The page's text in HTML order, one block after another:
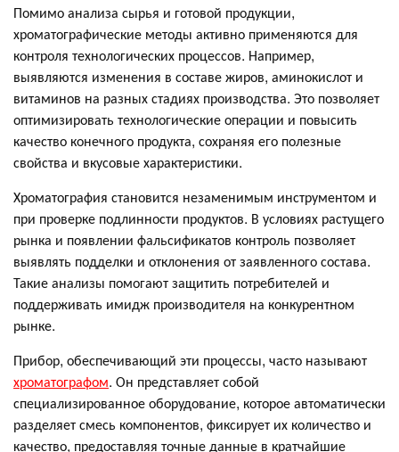
Помимо анализа сырья и готовой продукции,
хроматографические методы активно применяются для
контроля технологических процессов. Например,
выявляются изменения в составе жиров, аминокислот и
витаминов на разных стадиях производства. Это позволяет
оптимизировать технологические операции и повысить
качество конечного продукта, сохраняя его полезные
свойства и вкусовые характеристики.
Хроматография становится незаменимым инструментом и
при проверке подлинности продуктов. В условиях растущего
рынка и появлении фальсификатов контроль позволяет
выявлять подделки и отклонения от заявленного состава.
Такие анализы помогают защитить потребителей и
поддерживать имидж производителя на конкурентном
рынке.
Прибор, обеспечивающий эти процессы, часто называют
хроматографом. Он представляет собой
специализированное оборудование, которое автоматически
разделяет смесь компонентов, фиксирует их количество и
качество, предоставляя точные данные в кратчайшие